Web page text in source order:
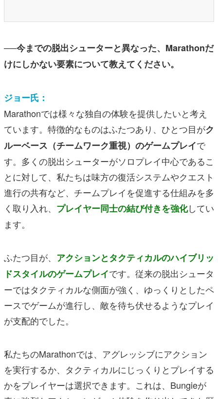
──今までの脱出シューターと異なった、Marathonだ
けにしかない要素について教えてください。
ジョー氏：
Marathonでは様々な独自の体験を提供したいと考え
ています。特徴的なものはふたつあり、ひとつ目がク
ルーベース（チームワーク重視）のゲームプレイで
す。多くの脱出シューターがソロプレイ中心であるこ
とに対して、私たちは味方の復活システムやクエスト
進行の共有など、チームプレイを促進する仕組みを多
く取り入れ、 プレイヤー同士の結び付きを強化してい
ます。
ふたつ目が、 アクションとタクティカルのハイブリッ
ドスタイルのゲームプレイです。従来の脱出シュータ
ーではタクティカルな側面が強く、ゆっくりとしたペ
ースでゲームが進行し、敵を待ち伏せるようなプレイ
が支配的でした。
私たちのMarathonでは、アグレッシブにアクション
を実行するか、タクティカルにじっくりとプレイする
かをプレイヤーは選択できます。これは、Bungieが